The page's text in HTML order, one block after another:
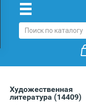
Художественная
литература (14409)